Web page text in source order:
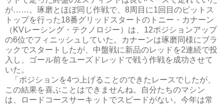
が……。琢磨とほぼ同じ作戦で、8周目に1回目のピットス
トップを行った18番グリッドスタートのトニー・カナーン
（KVレーシング・テクノロジー）は、12ポジションアップ
の6位でフィニッシュしていた。カナーンは琢磨同様にブラ
ックでスタートしたが、中盤戦に新品のレッドを2連続で投
入し、ゴール前をユーズドレッドで戦う作戦を成功させて
いた。
「ポジションを4つ上げることのできたレースでしたが、
この結果を喜ぶことはできませんね。自分たちのマシン
は、ロードコースサーキットでスピードがない。今年は常